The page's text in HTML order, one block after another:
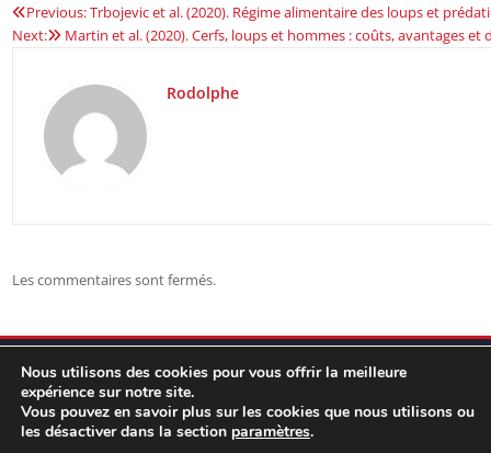
Navigation
l’article
Previous:Trbojevic et al. (2020). Régime alimentaire des loups et
Next:
Martin et al. (2020). Cerfs, loups et hommes : coûts, avantages
Rodolphe
Les commentaires sont fermés.
Nous utilisons des cookies pour vous offrir la meilleure
expérience sur notre site.
Vous pouvez en savoir plus sur les cookies que nous utilisons ou
les désactiver dans la section paramètres.